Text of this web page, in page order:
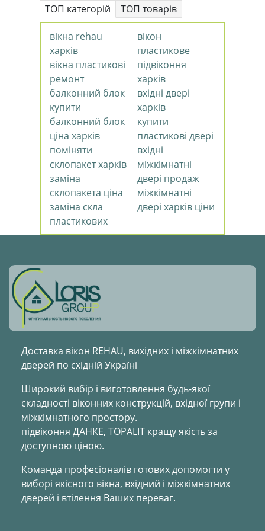
ТОП категорій ТОП товарів
вікна rehau
харків
вікна пластикові
ремонт
балконний блок
купити
балконний блок
ціна харків
поміняти
склопакет харків
заміна
склопакета ціна
заміна скла
пластикових
вікон
пластикове
підвіконня
харків
вхідні двері
харків
купити
пластикові двері
вхідні
міжкімнатні
двері продаж
міжкімнатні
двері харків ціни
Доставка вікон REHAU, вихідних і міжкімнатних
дверей по східній Україні
Широкий вибір і виготовлення будь-якої
складності віконних конструкцій, вхідної групи і
міжкімнатного простору.
підвіконня ДАНКЕ, TOPALIT кращу якість за
доступною ціною.
Команда професіоналів готових допомогти у
виборі якісного вікна, вхідний і міжкімнатних
дверей і втілення Ваших переваг.